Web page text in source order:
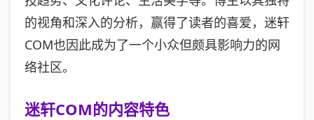
的视角和深入的分析，赢得了读者的喜爱，迷轩
COM也因此成为了一个小众但颇具影响力的网
络社区。
迷轩COM的内容特色